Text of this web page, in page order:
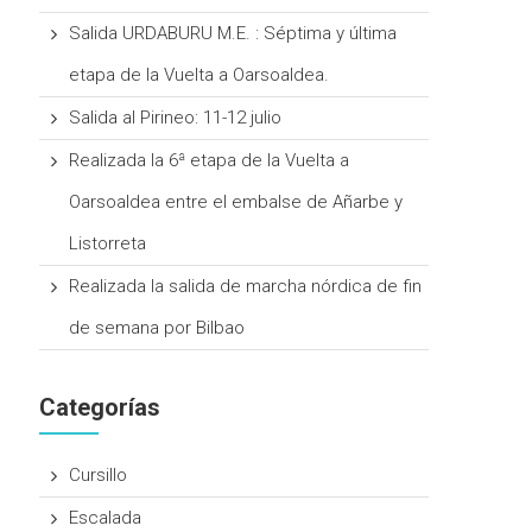
Salida URDABURU M.E. : Séptima y última
etapa de la Vuelta a Oarsoaldea.
Salida al Pirineo: 11-12 julio
Realizada la 6ª etapa de la Vuelta a
Oarsoaldea entre el embalse de Añarbe y
Listorreta
Realizada la salida de marcha nórdica de fin
de semana por Bilbao
Categorías
Cursillo
Escalada